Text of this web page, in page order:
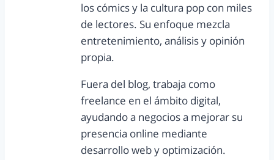
los cómics y la cultura pop con miles
de lectores. Su enfoque mezcla
entretenimiento, análisis y opinión
propia.
Fuera del blog, trabaja como
freelance en el ámbito digital,
ayudando a negocios a mejorar su
presencia online mediante
desarrollo web y optimización.